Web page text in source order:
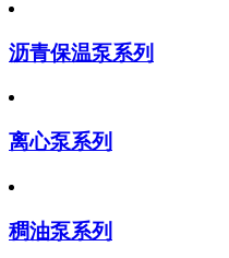
沥青保温泵系列
离心泵系列
稠油泵系列